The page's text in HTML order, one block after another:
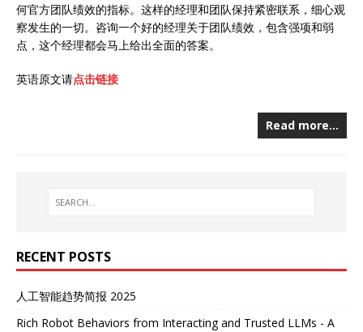
何官方团队绩效的指标。这样的经理和团队保持紧密联系，细心观
察发生的一切。咨询一个好的经理关于团队绩效，包含强项和弱
点，这个经理都会马上给出全面的答案。
英语原文请点击链接
Read more…
RECENT POSTS
人工智能趋势简报 2025
Rich Robot Behaviors from Interacting and Trusted LLMs - A